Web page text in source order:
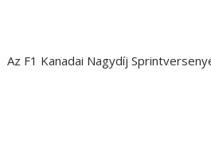
Az F1 Kanadai Nagydíj